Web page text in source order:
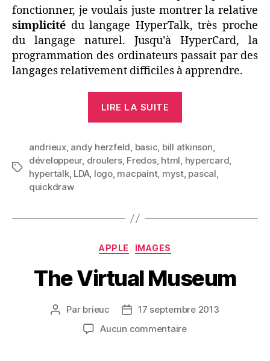
fonctionner, je voulais juste montrer la relative
simplicité du langage HyperTalk, très proche
du langage naturel. Jusqu’à HyperCard, la
programmation des ordinateurs passait par des
langages relativement difficiles à apprendre.
LIRE LA SUITE
Étiquettes
andrieux, andy herzfeld, basic, bill atkinson,
développeur, droulers, Fredos, html, hypercard,
hypertalk, LDA, logo, macpaint, myst, pascal,
quickdraw
Catégories
APPLE IMAGES
The Virtual Museum
Auteur
l’article
Par brieuc
Date17 septembre 2013
Aucun commentairesur